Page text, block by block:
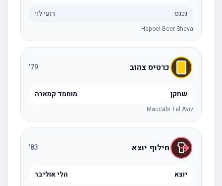
נכנס רועי לוי
Hapoel Beer Sheva
כרטיס צהוב 79
'
שחקן מוחמד קמארה
Maccabi Tel Aviv
חילוף יוצא 83
'
יוצא הלי אוליבר